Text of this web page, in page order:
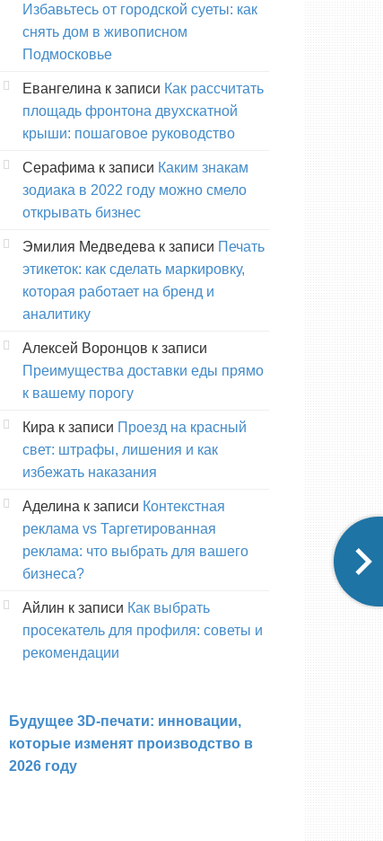
Избавьтесь от городской суеты: как
снять дом в живописном
Подмосковье
Евангелина к записи Как рассчитать
площадь фронтона двухскатной
крыши: пошаговое руководство
Серафима к записи Каким знакам
зодиака в 2022 году можно смело
открывать бизнес
Эмилия Медведева к записи Печать
этикеток: как сделать маркировку,
которая работает на бренд и
аналитику
Алексей Воронцов к записи
Преимущества доставки еды прямо
к вашему порогу
Кира к записи Проезд на красный
свет: штрафы, лишения и как
избежать наказания
Аделина к записи Контекстная
реклама vs Таргетированная
реклама: что выбрать для вашего
бизнеса?
Айлин к записи Как выбрать
просекатель для профиля: советы и
рекомендации
Будущее 3D-печати: инновации,
которые изменят производство в
2026 году